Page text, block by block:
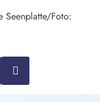
Seenplatte/Foto: